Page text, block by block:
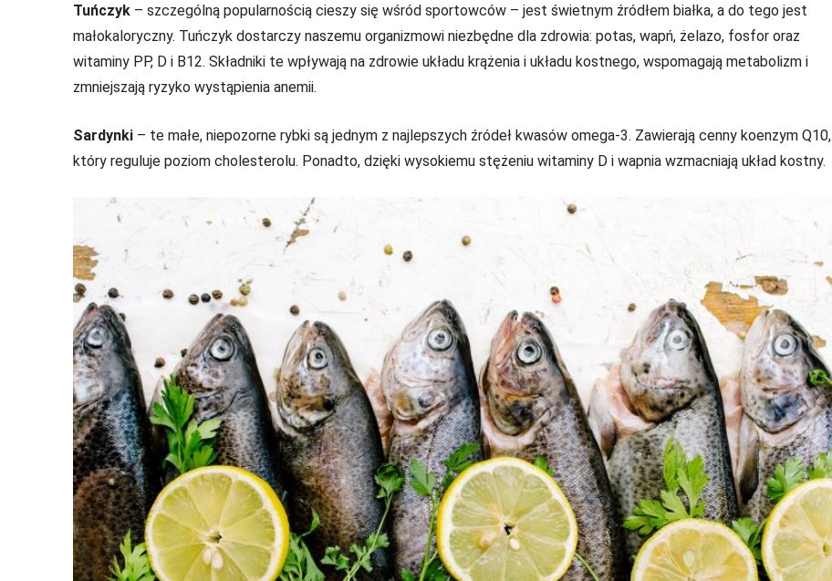
Tuńczyk – szczególną popularnością cieszy się wśród sportowców – jest świetnym źródłem białka, a do tego jest
małokaloryczny. Tuńczyk dostarczy naszemu organizmowi niezbędne dla zdrowia: potas, wapń, żelazo, fosfor oraz
witaminy PP, D i B12. Składniki te wpływają na zdrowie układu krążenia i układu kostnego, wspomagają metabolizm i
zmniejszają ryzyko wystąpienia anemii.
Sardynki – te małe, niepozorne rybki są jednym z najlepszych źródeł kwasów omega-3. Zawierają cenny koenzym Q10,
który reguluje poziom cholesterolu. Ponadto, dzięki wysokiemu stężeniu witaminy D i wapnia wzmacniają układ kostny.